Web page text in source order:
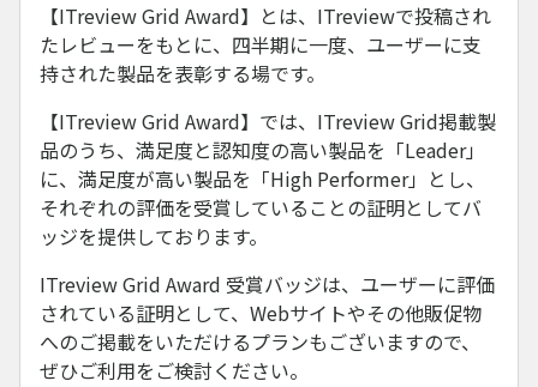
【ITreview Grid Award】とは、ITreviewで投稿され
たレビューをもとに、四半期に一度、ユーザーに支
持された製品を表彰する場です。
【ITreview Grid Award】では、ITreview Grid掲載製
品のうち、満足度と認知度の高い製品を「Leader」
に、満足度が高い製品を「High Performer」とし、
それぞれの評価を受賞していることの証明としてバ
ッジを提供しております。
ITreview Grid Award 受賞バッジは、ユーザーに評価
されている証明として、Webサイトやその他販促物
へのご掲載をいただけるプランもございますので、
ぜひご利用をご検討ください。